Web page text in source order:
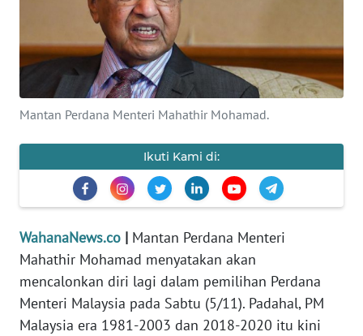
Mantan Perdana Menteri Mahathir Mohamad.
Ikuti Kami di:
WahanaNews.co | Mantan Perdana Menteri
Mahathir Mohamad menyatakan akan
mencalonkan diri lagi dalam pemilihan Perdana
Menteri Malaysia pada Sabtu (5/11). Padahal, PM
Malaysia era 1981-2003 dan 2018-2020 itu kini
INTERNASIONAL
SERBA-SERBI
PENDIDIKAN
OLAHRAGA
OPINI
EDITORIAL